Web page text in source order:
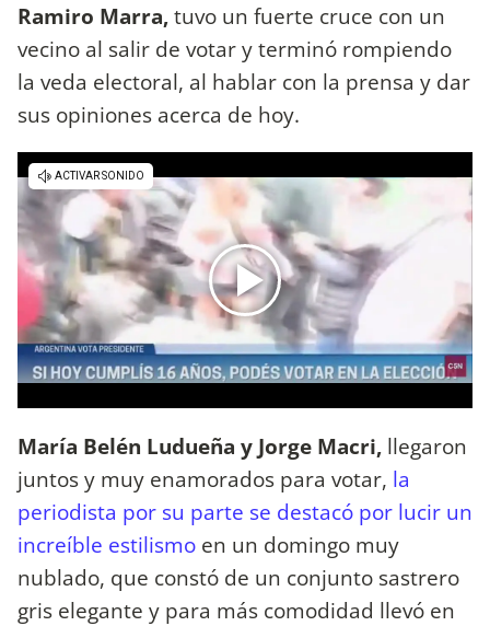
Ramiro Marra,tuvo un fuerte cruce con un
vecino al salir de votar y terminó rompiendo
la veda electoral, al hablar con la prensa y dar
sus opiniones acerca de hoy.
María Belén Ludueña y Jorge Macri, llegaron
juntos y muy enamorados para votar, la
periodista por su parte se destacó por lucir un
increíble estilismo en un domingo muy
nublado, que constó de un conjunto sastrero
gris elegante y para más comodidad llevó en